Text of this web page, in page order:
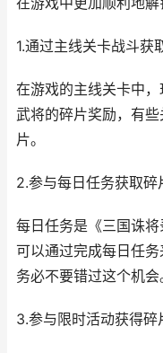
1.通过主线关卡战斗获
在游戏的主线关卡中
武将的碎片奖励，有
片。
2.参与每日任务获取碎
每日任务是《三国诛
可以通过完成每日任
务必不要错过这个机会
3.参与限时活动获得碎